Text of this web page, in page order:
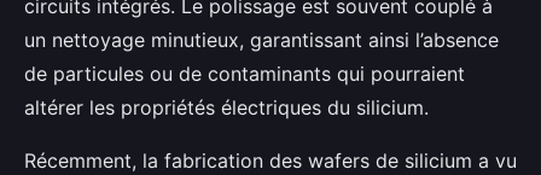
circuits intégrés. Le polissage est souvent couplé à
un nettoyage minutieux, garantissant ainsi l’absence
de particules ou de contaminants qui pourraient
altérer les propriétés électriques du silicium.
Récemment, la fabrication des wafers de silicium a vu